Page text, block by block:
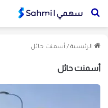
بحث
عن
الرئيسية / أسمنت حائل
أسمنت حائل